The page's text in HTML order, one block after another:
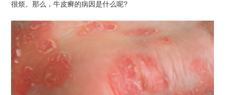
很烦。那么，牛皮癣的病因是什么呢?